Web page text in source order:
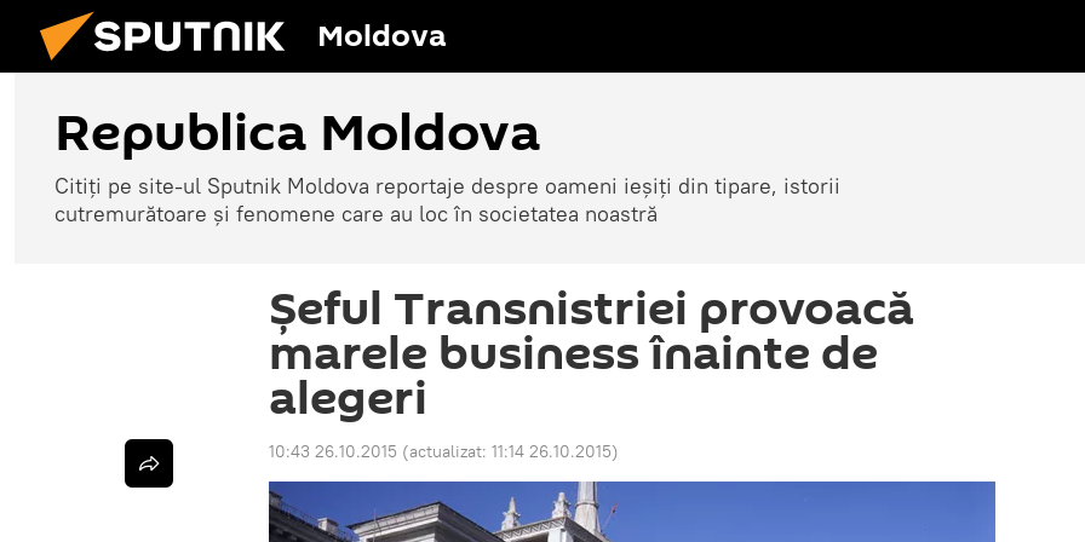
Moldova
Republica Moldova
Citiți pe site-ul Sputnik Moldova reportaje despre oameni ieșiți din tipare, istorii
cutremurătoare și fenomene care au loc în societatea noastră
Șeful Transnistriei provoacă
marele business înainte de
alegeri
10:43 26.10.2015 (actualizat: 11:14 26.10.2015)